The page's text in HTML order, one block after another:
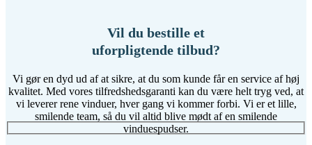
Vil du bestille et
uforpligtende tilbud?
Vi gør en dyd ud af at sikre, at du som kunde får en service af høj
kvalitet. Med vores tilfredshedsgaranti kan du være helt tryg ved, at
vi leverer rene vinduer, hver gang vi kommer forbi. Vi er et lille,
smilende team, så du vil altid blive mødt af en smilende
vinduespudser.